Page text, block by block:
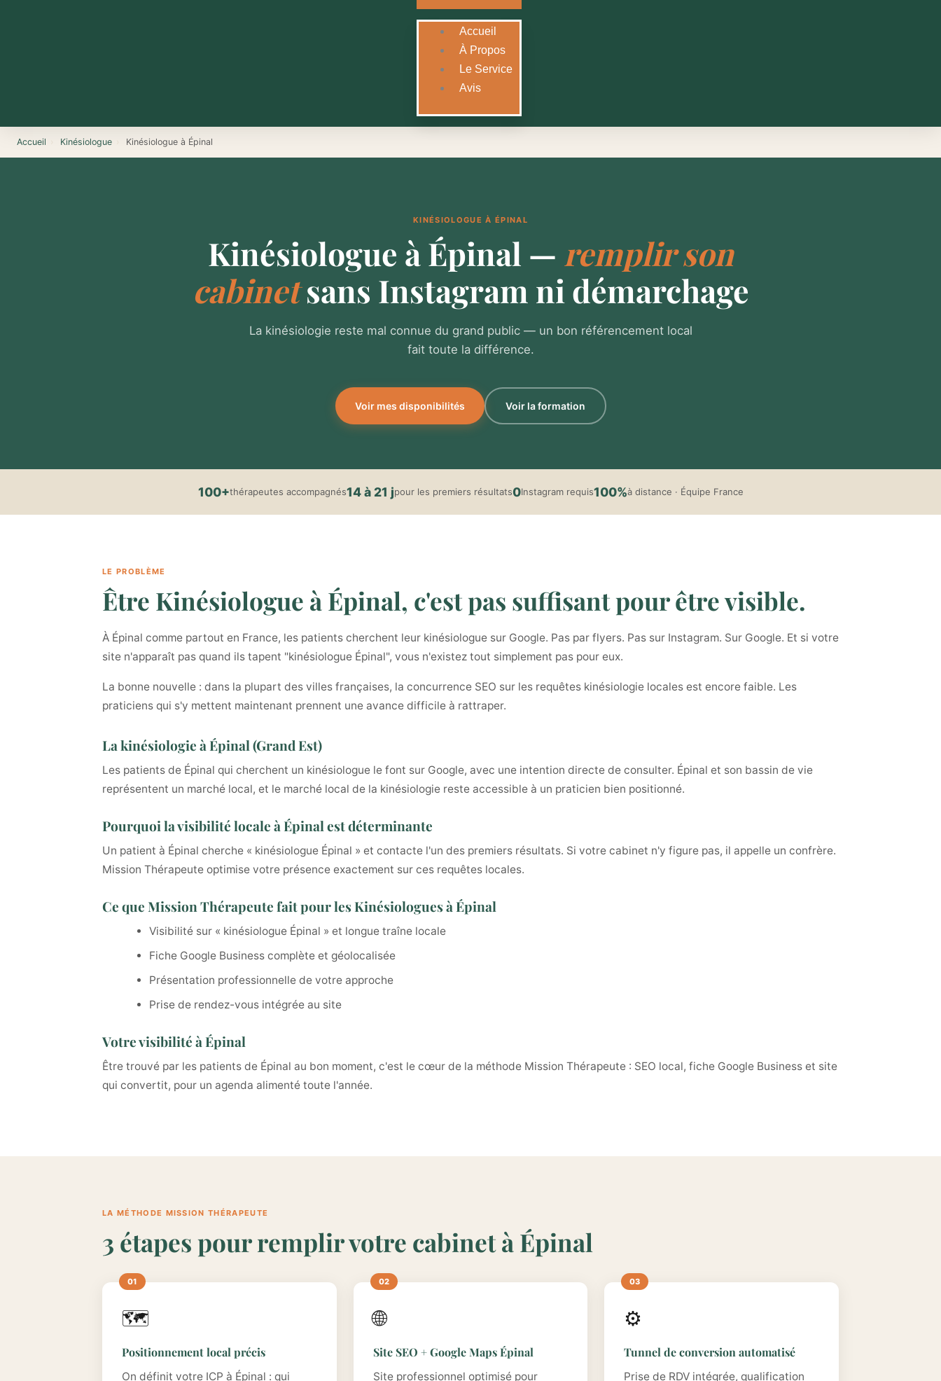
Accueil
À Propos
Le Service
Avis
Accueil Kinésiologue Kinésiologue à Épinal
KINÉSIOLOGUE À ÉPINAL
Kinésiologue à Épinal — remplir son
cabinetsans Instagram ni démarchage
La kinésiologie reste mal connue du grand public — un bon référencement local
fait toute la différence.
Voir mes disponibilités Voir la formation
100+thérapeutes accompagnés14 à 21 jpour les premiers résultats0Instagram requis100%à distance · Équipe France
LE PROBLÈME
Être Kinésiologue à Épinal, c'est pas suffisant pour être visible.
À Épinal comme partout en France, les patients cherchent leur kinésiologue sur Google. Pas par flyers. Pas sur Instagram. Sur Google. Et si votre
site n'apparaît pas quand ils tapent "kinésiologue Épinal", vous n'existez tout simplement pas pour eux.
La bonne nouvelle : dans la plupart des villes françaises, la concurrence SEO sur les requêtes kinésiologie locales est encore faible. Les
praticiens qui s'y mettent maintenant prennent une avance difficile à rattraper.
La kinésiologie à Épinal (Grand Est)
Les patients de Épinal qui cherchent un kinésiologue le font sur Google, avec une intention directe de consulter. Épinal et son bassin de vie
représentent un marché local, et le marché local de la kinésiologie reste accessible à un praticien bien positionné.
Pourquoi la visibilité locale à Épinal est déterminante
Un patient à Épinal cherche « kinésiologue Épinal » et contacte l'un des premiers résultats. Si votre cabinet n'y figure pas, il appelle un confrère.
Mission Thérapeute optimise votre présence exactement sur ces requêtes locales.
Ce que Mission Thérapeute fait pour les Kinésiologues à Épinal
Visibilité sur « kinésiologue Épinal » et longue traîne locale
Fiche Google Business complète et géolocalisée
Présentation professionnelle de votre approche
Prise de rendez-vous intégrée au site
Votre visibilité à Épinal
Être trouvé par les patients de Épinal au bon moment, c'est le cœur de la méthode Mission Thérapeute : SEO local, fiche Google Business et site
qui convertit, pour un agenda alimenté toute l'année.
LA MÉTHODE MISSION THÉRAPEUTE
3 étapes pour remplir votre cabinet à Épinal
🗺️
Positionnement local précis
On définit votre ICP à Épinal : qui
🌐
Site SEO + Google Maps Épinal
Site professionnel optimisé pour
⚙️
Tunnel de conversion automatisé
Prise de RDV intégrée, qualification